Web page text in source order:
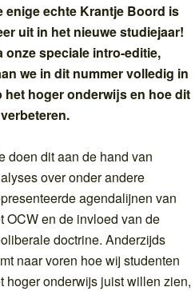
enige echte Krantje Boord is
uit in het nieuwe studiejaar!
onze speciale intro-editie,
we in dit nummer volledig in
het hoger onderwijs en hoe dit
doen dit aan de hand van
over onder andere
agendalijnen van
OCW en de invloed van de
doctrine. Anderzijds
naar voren hoe wij studenten
hoger onderwijs juist willen zien,